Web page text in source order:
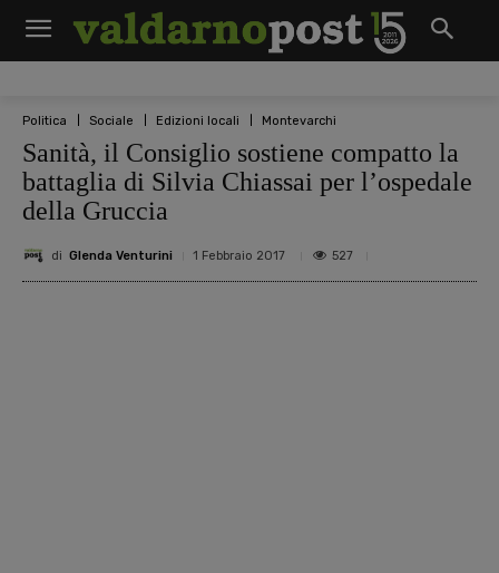
Politica Sociale Edizioni locali Montevarchi
Sanità, il Consiglio sostiene compatto la
battaglia di Silvia Chiassai per l’ospedale
della Gruccia
di Glenda Venturini 1 Febbraio 2017 527